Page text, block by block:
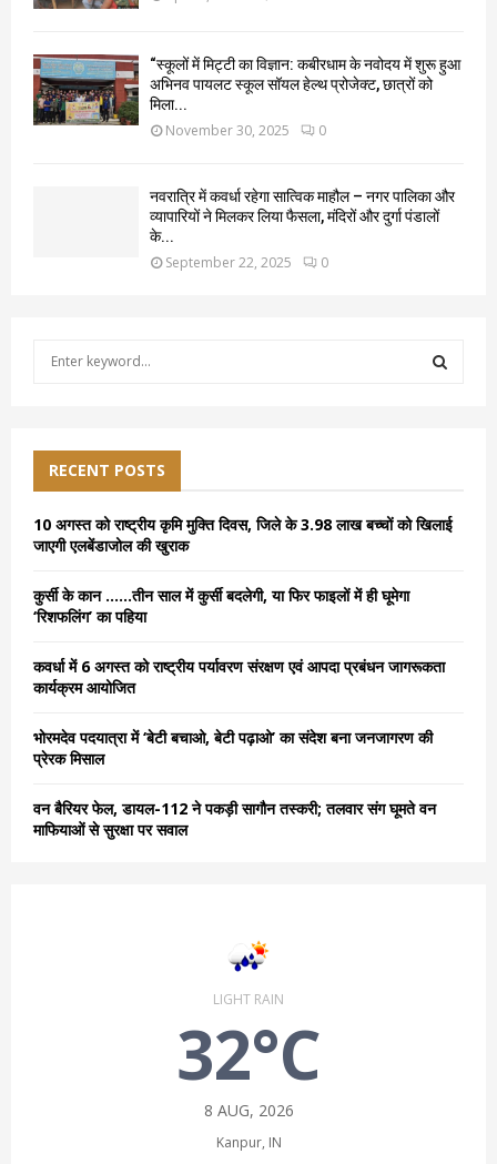
“स्कूलों में मिट्टी का विज्ञान: कबीरधाम के नवोदय में शुरू हुआ
अभिनव पायलट स्कूल सॉयल हेल्थ प्रोजेक्ट, छात्रों को
मिला...
November 30, 2025 0
नवरात्रि में कवर्धा रहेगा सात्विक माहौल – नगर पालिका और
व्यापारियों ने मिलकर लिया फैसला, मंदिरों और दुर्गा पंडालों
के...
September 22, 2025 0
f
o
r
RECENT POSTS
10 अगस्त को राष्ट्रीय कृमि मुक्ति दिवस, जिले के 3.98 लाख बच्चों को खिलाई
जाएगी एलबेंडाजोल की खुराक
कुर्सी के कान ……तीन साल में कुर्सी बदलेगी, या फिर फाइलों में ही घूमेगा
‘रिशफलिंग’ का पहिया
कवर्धा में 6 अगस्त को राष्ट्रीय पर्यावरण संरक्षण एवं आपदा प्रबंधन जागरूकता
कार्यक्रम आयोजित
भोरमदेव पदयात्रा में ‘बेटी बचाओ, बेटी पढ़ाओ’ का संदेश बना जनजागरण की
प्रेरक मिसाल
वन बैरियर फेल, डायल-112 ने पकड़ी सागौन तस्करी; तलवार संग घूमते वन
माफियाओं से सुरक्षा पर सवाल
LIGHT RAIN
32°C
8 AUG, 2026
Kanpur, IN